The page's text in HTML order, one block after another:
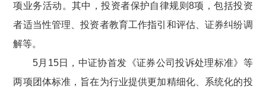
项业务活动。其中，投资者保护自律规则8项，包括投资
者适当性管理、投资者教育工作指引和评估、证券纠纷调
解等。
5月 15日，中证协首发《证券公司投诉处理标准》等
两项团体标准，旨在为行业提供更加精细化、系统化的投